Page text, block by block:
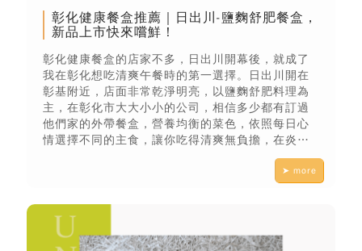
彰化健康餐盒推薦｜日出川-鹽麴舒肥餐盒，
新品上市快來嚐鮮！
彰化健康餐盒的店家不多，日出川開幕後，就成了
我在彰化想吃清爽午餐時的第一選擇。日出川開在
彰基附近，店面非常乾淨明亮，以鹽麴舒肥料理為
主，在彰化市大大小小的公司，相信多少都有訂過
他們家的外帶餐盒，營養均衡的菜色，依照每日心
情選擇不同的主食，讓你吃得清爽無負擔，在炎炎
➤ more